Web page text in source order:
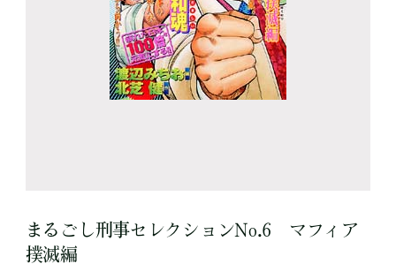
まるごし刑事セレクションNo.6 マフィア
撲滅編